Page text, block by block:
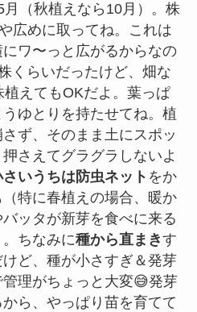
（秋植えなら10月）。株
広めに取ってね。これは
ワ〜っと広がるからなの
くらいだったけど、畑な
植えてもOKだよ。葉っぱ
ゆとりを持たせてね。植
ず、そのまま土にスポッ
さえてグラグラしないよ
いうちは防虫ネット をか
特に春植えの場合、暖か
ッタが新芽を食べに来る
ちなみに種から直まきす
ど、種が小さすぎ＆発芽
理がちょっと大変😅発芽
ら、やっぱり苗を育てて